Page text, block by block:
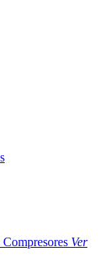
Compresores Ver